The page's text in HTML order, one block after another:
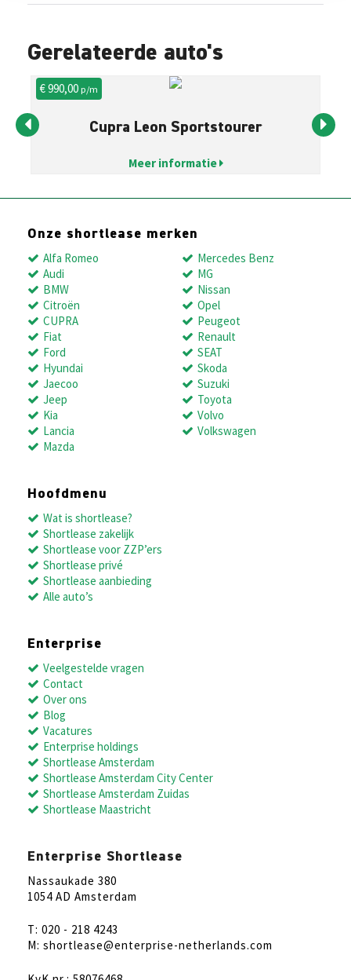
Gerelateerde auto's
€ 990,00p/m
Cupra Leon Sportstourer
Meer informatie
Onze shortlease merken
Alfa Romeo
Audi
BMW
Citroën
CUPRA
Fiat
Ford
Hyundai
Jaecoo
Jeep
Kia
Lancia
Mazda
Mercedes Benz
MG
Nissan
Opel
Peugeot
Renault
SEAT
Skoda
Suzuki
Toyota
Volvo
Volkswagen
Hoofdmenu
Wat is shortlease?
Shortlease zakelijk
Shortlease voor ZZP’ers
Shortlease privé
Shortlease aanbieding
Alle auto’s
Enterprise
Veelgestelde vragen
Contact
Over ons
Blog
Vacatures
Enterprise holdings
Shortlease Amsterdam
Shortlease Amsterdam City Center
Shortlease Amsterdam Zuidas
Shortlease Maastricht
Enterprise Shortlease
Nassaukade 380
1054 AD Amsterdam
T: 020 - 218 4243
M: shortlease@enterprise-netherlands.com